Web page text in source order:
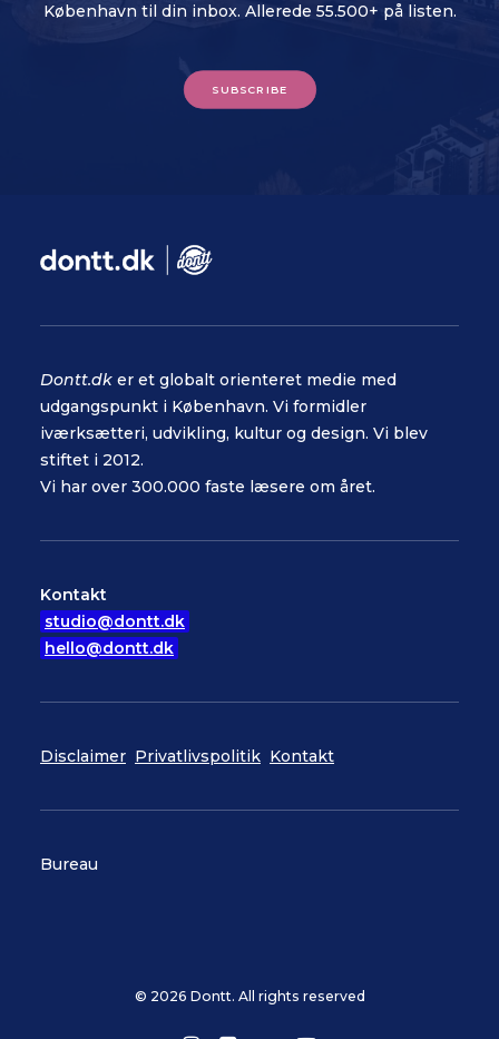
København til din inbox. Allerede 55.500+ på listen.
SUBSCRIBE
Dontt.dk er et globalt orienteret medie med
udgangspunkt i København. Vi formidler
iværksætteri, udvikling, kultur og design. Vi blev
stiftet i 2012.
Vi har over 300.000 faste læsere om året.
Kontakt
studio@dontt.dk
hello@dontt.dk
Disclaimer Privatlivspolitik Kontakt
Bureau
© 2026 Dontt. All rights reserved